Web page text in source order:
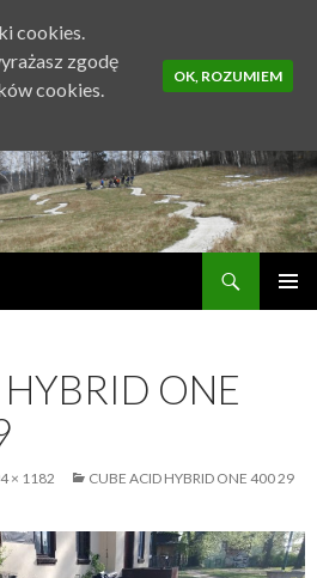
ONE
× 1182
CUBE ACID HYBRID ONE 400 29
cookies.
zgodę
cookies.
OK, ROZUMIEM